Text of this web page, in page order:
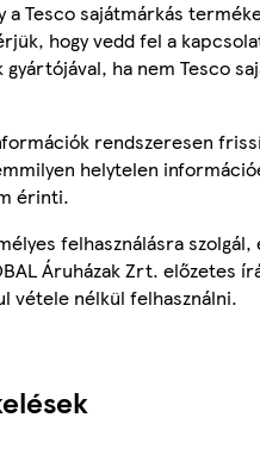
a Tesco sajátmárkás
hogy vedd fel a
ha nem Tesco
rendszeresen
helytelen
érinti.
felhasználásra
Áruházak Zrt. előzetes
vétele nélkül felhasználni.